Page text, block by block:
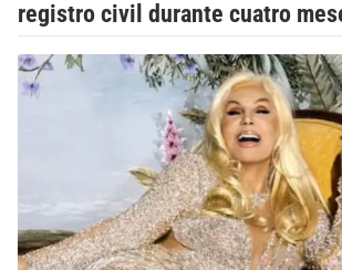
registro civil durante cuatro